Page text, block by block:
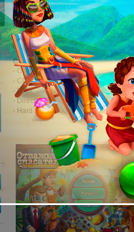
Сегодня нашим спасателям
избавиться от агрессивных
специальный агент ФБР Эйдан и
последствия инопланетного
сроки!
Системные требования:
- OS: Windows 7или более поздняя
- CPU: 2.0 GHz
- RAM: 2048 MB
- DirectX: 11.0
- Hard Drive: 600 MB